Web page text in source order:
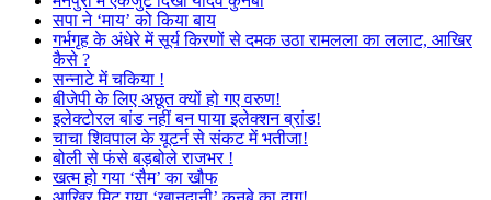
सपा ने ‘माय’ को किया बाय
गर्भगृह के अंधेरे में सूर्य किरणों से दमक उठा रामलला का ललाट, आखिर
कैसे ?
सन्नाटे में चकिया !
बीजेपी के लिए अछूत क्यों हो गए वरुण!
इलेक्टोरल बांड नहीं बन पाया इलेक्शन ब्रांड!
चाचा शिवपाल के यूटर्न से संकट में भतीजा!
बोली से फंसे बड़बोले राजभर !
खत्म हो गया ‘सैम’ का खौफ